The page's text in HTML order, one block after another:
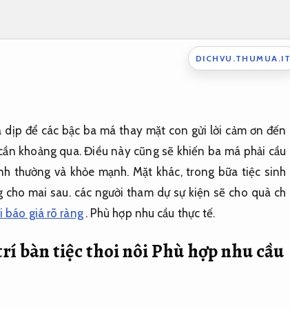
DICHVU.THUMUA.IT
để các bậc ba má thay mặt con gửi lời cảm ơn đến
khoảng qua. Điều này cũng sẽ khiến ba má phải cầu
thường và khỏe mạnh. Mặt khác, trong bữa tiệc sinh
mai sau. các người tham dự sự kiện sẽ cho quà ch
báo giá rõ ràng . Phù hợp nhu cầu thực tế.
bàn tiệc thoi nôiPhù hợp nhu cầu